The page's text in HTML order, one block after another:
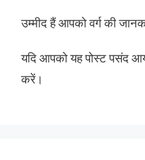
उम्मीद हैं आपको वर्ग की
यदि आपको यह पोस्ट पसंद
करें।